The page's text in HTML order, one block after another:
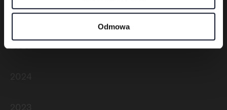
Odmowa
Previous editions
2025